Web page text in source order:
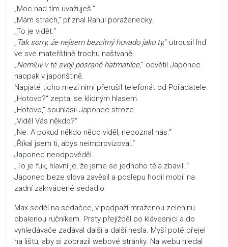
„Moc nad tím uvažuješ.“
„Mám strach,“ přiznal Rahul poraženecky.
„To je vidět.“
„ Tak sorry, že nejsem bezcitný hovado jako ty,“ utrousil Ind
ve své mateřštině trochu naštvaně.
„Nemluv v té svojí posrané hatmatilce,“ odvětil Japonec
naopak v japonštině.
Napjaté ticho mezi nimi přerušil telefonát od Pořadatele.
„Hotovo?“ zeptal se klidným hlasem.
„Hotovo,“ souhlasil Japonec stroze.
„Viděl Vás někdo?“
„Ne. A pokud někdo něco viděl, nepoznal nás.“
„Říkal jsem ti, abys neimprovizoval.“
Japonec neodpověděl.
„To je fuk, hlavní je, že jsme se jednoho těla zbavili.“
Japonec beze slova zavěsil a poslepu hodil mobil na
zadní zakrvácené sedadlo.
Max seděl na sedačce, v podpaží mraženou zeleninu
obalenou ručníkem. Prsty přejížděl po klávesnici a do
vyhledávače zadával další a další hesla. Myší poté přejel
na lištu, aby si zobrazil webové stránky. Na webu hledal